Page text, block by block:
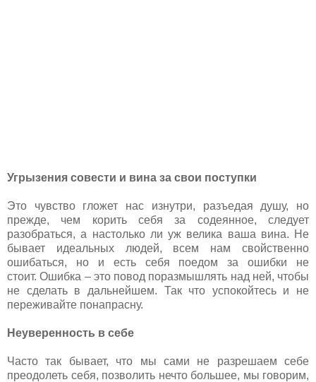
Угрызения совести и вина за свои поступки
Это чувство гложет нас изнутри, разъедая душу, но
прежде, чем корить себя за содеянное, следует
разобраться, а настолько ли уж велика ваша вина. Не
бывает идеальных людей, всем нам свойственно
ошибаться, но и есть себя поедом за ошибки не
стоит. Ошибка – это повод поразмышлять над ней, чтобы
не сделать в дальнейшем. Так что успокойтесь и не
переживайте понапрасну.
Неуверенность в себе
Часто так бывает, что мы сами не разрешаем себе
преодолеть себя, позволить нечто большее, мы говорим,